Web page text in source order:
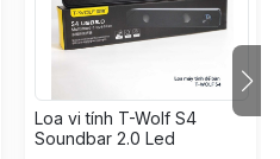
Loa vi tính T-Wolf S4
Soundbar 2.0 Led